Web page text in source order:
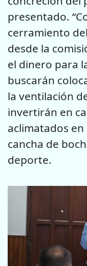
presentado.
cerramiento
desde la
el dinero para
buscarán
la ventilación
invertirán en
aclimatados
cancha de
deporte.